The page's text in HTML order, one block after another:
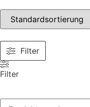
Filter
Filter